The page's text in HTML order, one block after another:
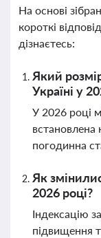
На основі
короткі
дізнаєтесь:
Який
Україні у
У 2026 році
встановлена
погодинна
Як
2026 році?
Індексацію
підвищення